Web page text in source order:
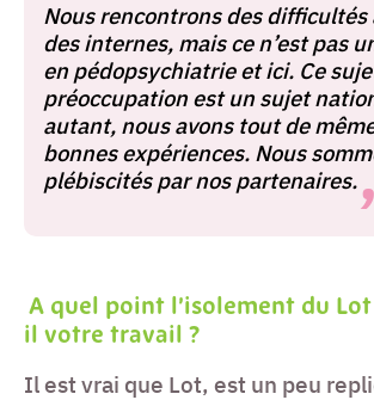
Nous rencontrons des difficultés
des internes, mais ce n’est pas
en pédopsychiatrie et ici. Ce
préoccupation est un sujet
autant, nous avons tout de
bonnes expériences. Nous
plébiscités par nos partenaires.
A quel point l’isolement du
il votre travail ?
Il est vrai que Lot, est un peu